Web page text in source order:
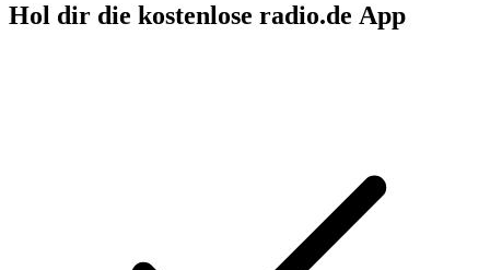
Hol dir die kostenlose radio.de App